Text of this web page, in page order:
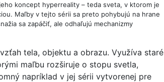
koncept hyperreality – teda sveta, v ktorom je
Maľby v tejto sérii sa preto pohybujú na hrane
sa zapáčiť, ale odhaľujú mechanizmy
tela, objektu a obrazu. Využíva staré
maľbu rozširuje o stopu svetla,
napríklad v jej sérii vytvorenej pre